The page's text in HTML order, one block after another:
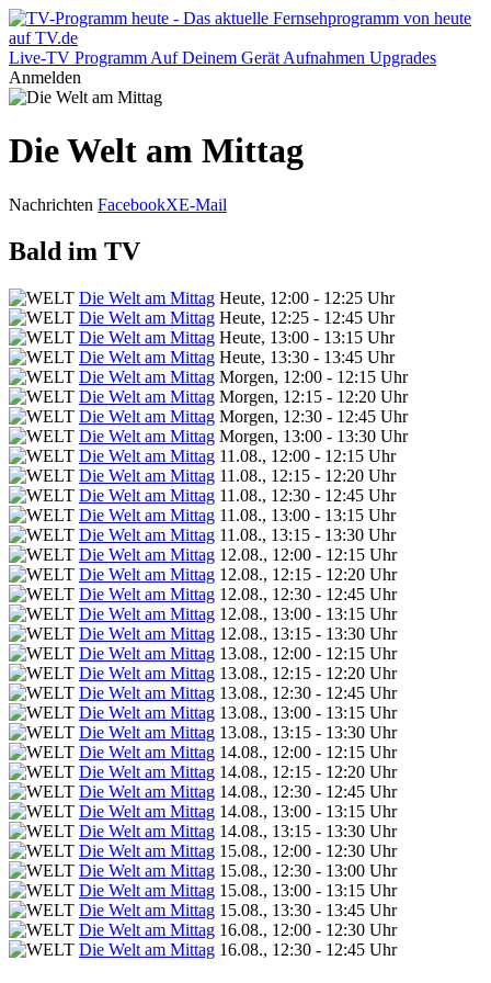
Live-TV Programm Auf Deinem Gerät Aufnahmen Upgrades
Anmelden
Die Welt am Mittag
Nachrichten FacebookXE-Mail
Bald im TV
Die Welt am Mittag Heute, 12:00 - 12:25 Uhr
Die Welt am Mittag Heute, 12:25 - 12:45 Uhr
Die Welt am Mittag Heute, 13:00 - 13:15 Uhr
Die Welt am Mittag Heute, 13:30 - 13:45 Uhr
Die Welt am Mittag Morgen, 12:00 - 12:15 Uhr
Die Welt am Mittag Morgen, 12:15 - 12:20 Uhr
Die Welt am Mittag Morgen, 12:30 - 12:45 Uhr
Die Welt am Mittag Morgen, 13:00 - 13:30 Uhr
Die Welt am Mittag 11.08., 12:00 - 12:15 Uhr
Die Welt am Mittag 11.08., 12:15 - 12:20 Uhr
Die Welt am Mittag 11.08., 12:30 - 12:45 Uhr
Die Welt am Mittag 11.08., 13:00 - 13:15 Uhr
Die Welt am Mittag 11.08., 13:15 - 13:30 Uhr
Die Welt am Mittag 12.08., 12:00 - 12:15 Uhr
Die Welt am Mittag 12.08., 12:15 - 12:20 Uhr
Die Welt am Mittag 12.08., 12:30 - 12:45 Uhr
Die Welt am Mittag 12.08., 13:00 - 13:15 Uhr
Die Welt am Mittag 12.08., 13:15 - 13:30 Uhr
Die Welt am Mittag 13.08., 12:00 - 12:15 Uhr
Die Welt am Mittag 13.08., 12:15 - 12:20 Uhr
Die Welt am Mittag 13.08., 12:30 - 12:45 Uhr
Die Welt am Mittag 13.08., 13:00 - 13:15 Uhr
Die Welt am Mittag 13.08., 13:15 - 13:30 Uhr
Die Welt am Mittag 14.08., 12:00 - 12:15 Uhr
Die Welt am Mittag 14.08., 12:15 - 12:20 Uhr
Die Welt am Mittag 14.08., 12:30 - 12:45 Uhr
Die Welt am Mittag 14.08., 13:00 - 13:15 Uhr
Die Welt am Mittag 14.08., 13:15 - 13:30 Uhr
Die Welt am Mittag 15.08., 12:00 - 12:30 Uhr
Die Welt am Mittag 15.08., 12:30 - 13:00 Uhr
Die Welt am Mittag 15.08., 13:00 - 13:15 Uhr
Die Welt am Mittag 15.08., 13:30 - 13:45 Uhr
Die Welt am Mittag 16.08., 12:00 - 12:30 Uhr
Die Welt am Mittag 16.08., 12:30 - 12:45 Uhr